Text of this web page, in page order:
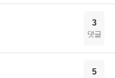
3
댓글
5